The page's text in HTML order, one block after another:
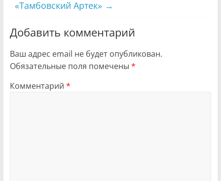
«Тамбовский Артек» →
Добавить комментарий
Ваш адрес email не будет опубликован.
Обязательные поля помечены *
Комментарий *